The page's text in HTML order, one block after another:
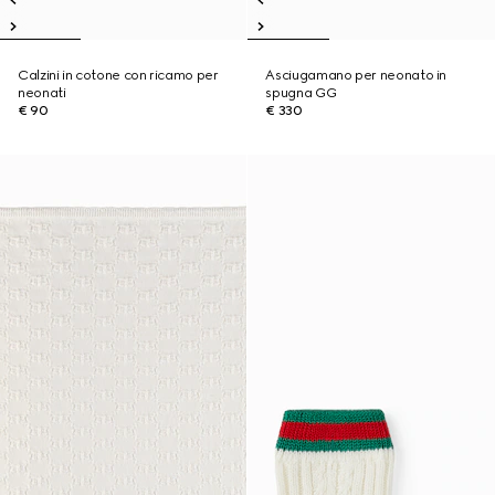
Calzini in cotone con ricamo per
neonati
€ 90
Asciugamano per neonato in
spugna GG
€ 330